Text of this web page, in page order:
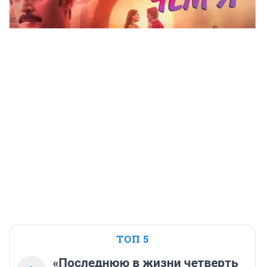
ТОП 5
«Последнюю в жизни четверть